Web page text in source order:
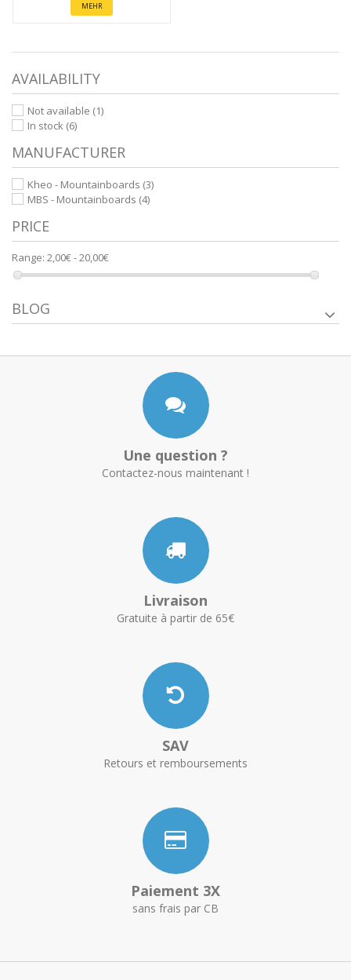
MEHR
AVAILABILITY
Not available (1)
In stock (6)
MANUFACTURER
Kheo - Mountainboards (3)
MBS - Mountainboards (4)
PRICE
Range: 2,00€ - 20,00€
BLOG
Une question ?
Contactez-nous maintenant !
Livraison
Gratuite à partir de 65€
SAV
Retours et remboursements
Paiement 3X
sans frais par CB